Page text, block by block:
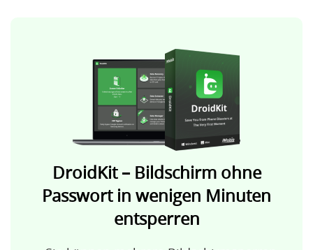
DroidKit – Bildschirm ohne
Passwort in wenigen Minuten
entsperren